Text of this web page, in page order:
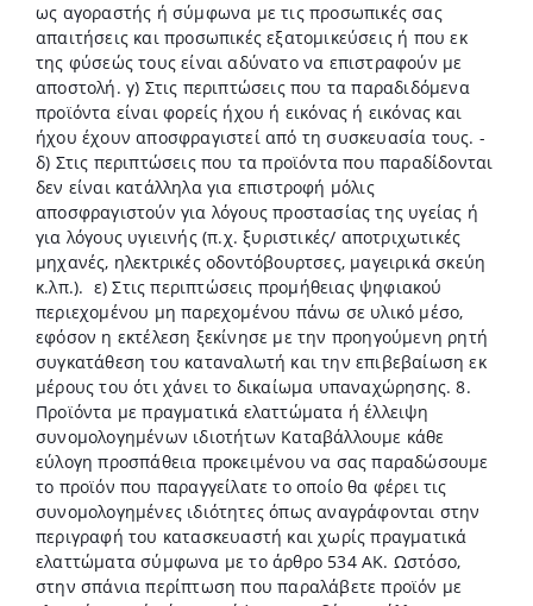
ως αγοραστής ή σύμφωνα με τις προσωπικές σας
απαιτήσεις και προσωπικές εξατομικεύσεις ή που εκ
της φύσεώς τους είναι αδύνατο να επιστραφούν με
αποστολή. γ)­ Στις περιπτώσεις που τα παραδιδόμενα
προϊόντα είναι φορείς ήχου ή εικόνας ή εικόνας και
ήχου έχουν αποσφραγιστεί από τη συσκευασία τους. ­
δ) Στις περιπτώσεις που τα προϊόντα που παραδίδονται
δεν είναι κατάλληλα για επιστροφή μόλις
αποσφραγιστούν για λόγους προστασίας της υγείας ή
για λόγους υγιεινής (π.χ. ξυριστικές/ αποτριχωτικές
μηχανές, ηλεκτρικές οδοντόβουρτσες, μαγειρικά σκεύη
κ.λπ.). ­ ε) Στις περιπτώσεις προμήθειας ψηφιακού
περιεχομένου μη παρεχομένου πάνω σε υλικό μέσο,
εφόσον η εκτέλεση ξεκίνησε με την προηγούμενη ρητή
συγκατάθεση του καταναλωτή και την επιβεβαίωση εκ
μέρους του ότι χάνει το δικαίωμα υπαναχώρησης. 8.
Προϊόντα με πραγματικά ελαττώματα ή έλλειψη
συνομολογημένων ιδιοτήτων Καταβάλλουμε κάθε
εύλογη προσπάθεια προκειμένου να σας παραδώσουμε
το προϊόν που παραγγείλατε το οποίο θα φέρει τις
συνομολογημένες ιδιότητες όπως αναγράφονται στην
περιγραφή του κατασκευαστή και χωρίς πραγματικά
ελαττώματα σύμφωνα με το άρθρο 534 ΑΚ. Ωστόσο,
στην σπάνια περίπτωση που παραλάβετε προϊόν με